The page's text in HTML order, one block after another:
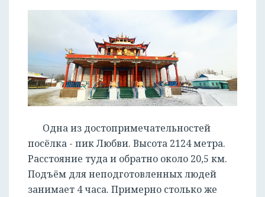
Одна из достопримечательностей
посёлка - пик Любви. Высота 2124 метра.
Расстояние туда и обратно около 20,5 км.
Подъём для неподготовленных людей
занимает 4 часа. Примерно столько же
РЕГИСТРАЦИЯ